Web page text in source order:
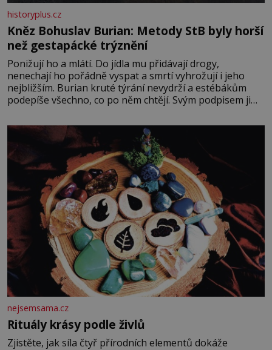
historyplus.cz
Kněz Bohuslav Burian: Metody StB byly horší
než gestapácké trýznění
Ponižují ho a mlátí. Do jídla mu přidávají drogy,
nenechají ho pořádně vyspat a smrtí vyhrožují i jeho
nejbližším. Burian kruté týrání nevydrží a estébákům
podepíše všechno, co po něm chtějí. Svým podpisem jim
fyzický ani psychický nátlak. Syn brněnského řezníka
chce být knězem a
nejsemsama.cz
Rituály krásy podle živlů
Zjistěte, jak síla čtyř přírodních elementů dokáže